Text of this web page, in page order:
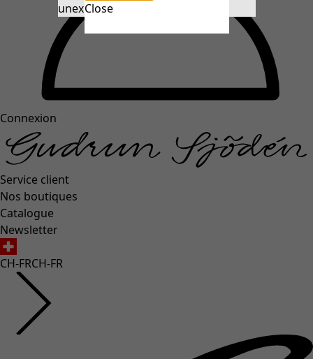
Connexion
Service client
Nos boutiques
Catalogue
Newsletter
CH-FRCH-FR
Close
unexpectederror.buttontext